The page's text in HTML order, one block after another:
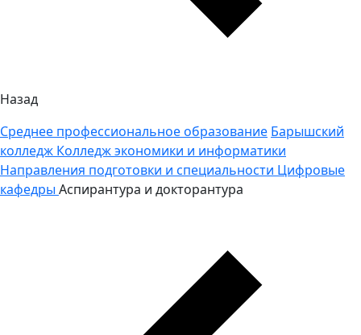
Назад
Среднее профессиональное образование Барышский
колледж Колледж экономики и информатики
Направления подготовки и специальности Цифровые
кафедры Аспирантура и докторантура